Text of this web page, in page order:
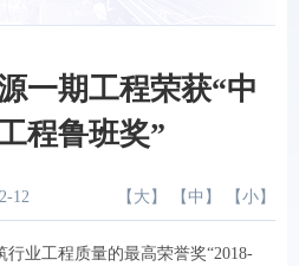
一期工程荣获“中
程鲁班奖”
12 【 大 】 【 中 】 【 小 】
行业工程质量的最高荣誉奖“2018-